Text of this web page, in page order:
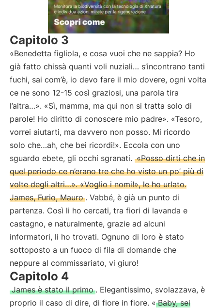
Capitolo 3
«Benedetta figliola, e cosa vuoi che ne sappia? Ho
già fatto chissà quanti voli nuziali… s’incontrano tanti
fuchi, sai com’è, io devo fare il mio dovere, ogni volta
ce ne sono 12-15 così graziosi, una parola tira
l’altra…». «Sì, mamma, ma qui non si tratta solo di
parole! Ho diritto di conoscere mio padre». «Tesoro,
vorrei aiutarti, ma davvero non posso. Mi ricordo
solo che…ah, che bei ricordi!». Eccola con uno
sguardo ebete, gli occhi sgranati. «Posso dirti che in
quel periodo ce n’erano tre che ho visto un po’ più di
volte degli altri…». «Voglio i nomi!», le ho urlato.
James, Furio, Mauro . Vabbé, è già un punto di
partenza. Così li ho cercati, tra fiori di lavanda e
castagno, e naturalmente, grazie ad alcuni
informatori, li ho trovati. Ognuno di loro è stato
sottoposto a un fuoco di fila di domande che
neppure al commissariato, vi giuro!
Capitolo 4
James è stato il primo . Elegantissimo, svolazzava, è
proprio il caso di dire, di fiore in fiore. « Baby, sei